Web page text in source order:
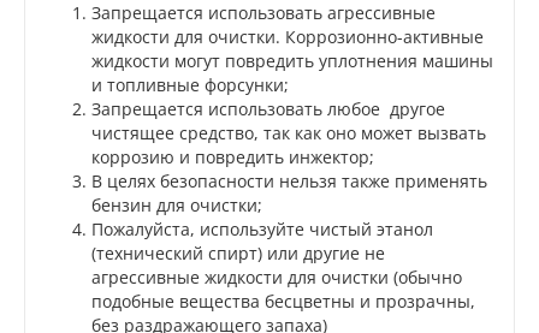
Запрещается использовать агрессивные
жидкости для очистки. Коррозионно-активные
жидкости могут повредить уплотнения машины
и топливные форсунки;
Запрещается использовать любое другое
чистящее средство, так как оно может вызвать
коррозию и повредить инжектор;
В целях безопасности нельзя также применять
бензин для очистки;
Пожалуйста, используйте чистый этанол
(технический спирт) или другие не
агрессивные жидкости для очистки (обычно
подобные вещества бесцветны и прозрачны,
без раздражающего запаха)